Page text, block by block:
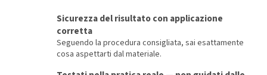
Sicurezza del risultato con applicazione
corretta
Seguendo la procedura consigliata, sai esattamente
cosa aspettarti dal materiale.